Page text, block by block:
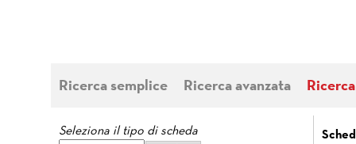
Ricerca semplice Ricerca avanzata
Seleziona il tipo di scheda